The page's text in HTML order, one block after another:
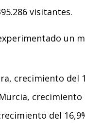
visitantes.
un
crecimiento del
crecimiento
del